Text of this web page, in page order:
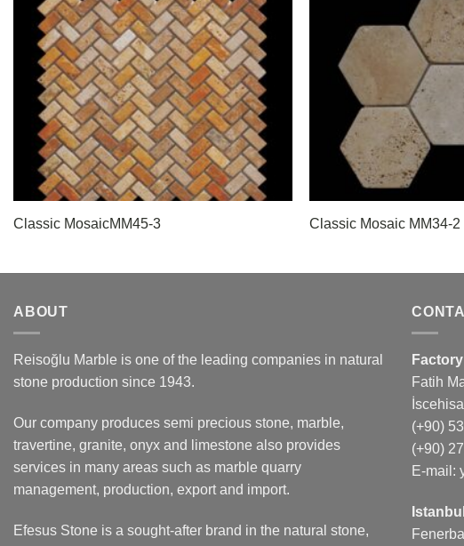
Classic MosaicMM45-3 Classic Mosaic MM34-2
ABOUT
Reisoğlu Marble is one of the leading companies in natural
stone production since 1943.
Our company produces semi precious stone, marble,
travertine, granite, onyx and limestone also provides
services in many areas such as marble quarry
management, production, export and import.
Efesus Stone is a sought-after brand in the natural stone,
Factory
Fatih
(+90)
(+90)
E-mail: